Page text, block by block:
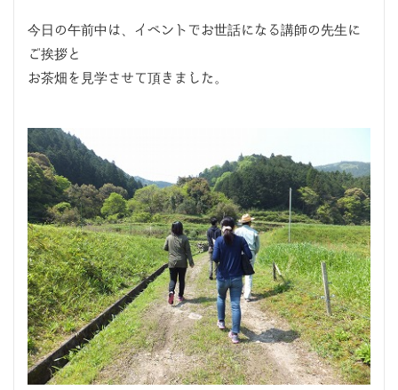
今日の午前中は、イベントでお世話になる講師の先生に
ご挨拶と
お茶畑を見学させて頂きました。